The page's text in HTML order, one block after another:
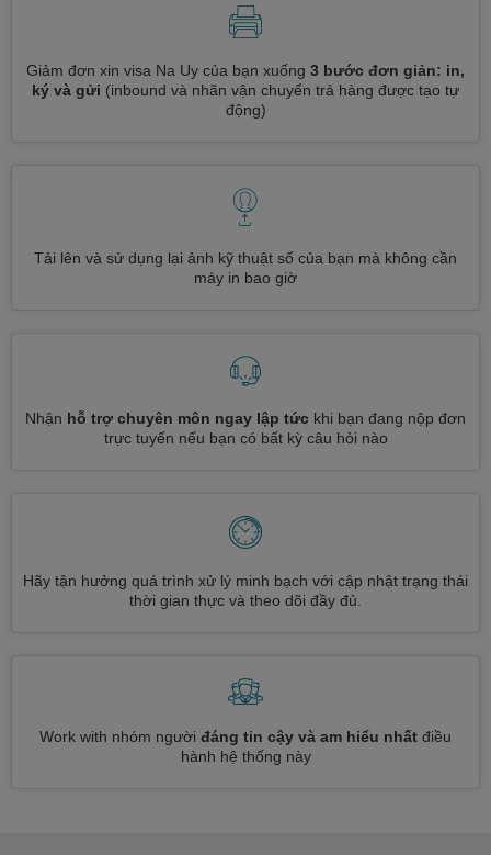
Giảm đơn xin visa Na Uy của bạn xuống 3 bước đơn giản: in,
ký và gửi (inbound và nhãn vận chuyển trả hàng được tạo tự
động)
Tải lên và sử dụng lại ảnh kỹ thuật số của bạn mà không cần
máy in bao giờ
Nhận hỗ trợ chuyên môn ngay lập tức khi bạn đang nộp đơn
trực tuyến nếu bạn có bất kỳ câu hỏi nào
Hãy tận hưởng quá trình xử lý minh bạch với cập nhật trạng thái
thời gian thực và theo dõi đầy đủ.
Work with nhóm người đáng tin cậy và am hiểu nhất điều
hành hệ thống này